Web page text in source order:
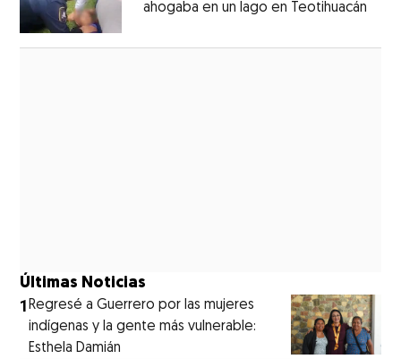
ahogaba en un lago en Teotihuacán
Últimas Noticias
1Regresé a Guerrero por las mujeres
indígenas y la gente más vulnerable:
Esthela Damián